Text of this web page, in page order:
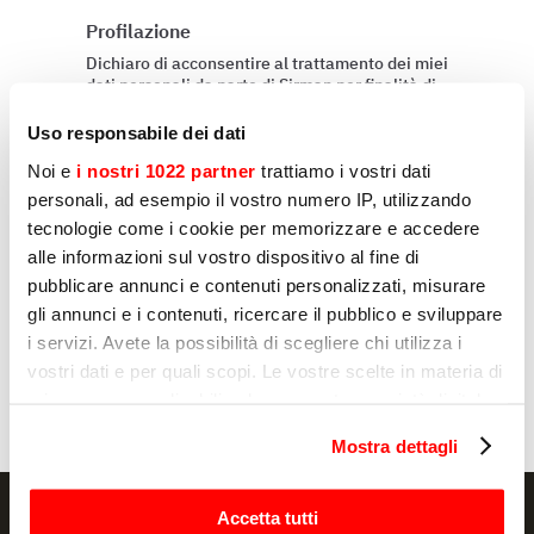
Uso responsabile dei dati
Noi e i nostri 1022 partner trattiamo i vostri dati
personali, ad esempio il vostro numero IP, utilizzando
tecnologie come i cookie per memorizzare e accedere
alle informazioni sul vostro dispositivo al fine di
pubblicare annunci e contenuti personalizzati, misurare
gli annunci e i contenuti, ricercare il pubblico e sviluppare
i servizi. Avete la possibilità di scegliere chi utilizza i
vostri dati e per quali scopi. Le vostre scelte in materia di
modificare o revocare il proprio consenso in qualsiasi
momento dalla Dichiarazione sui cookie o facendo clic
sull'icona di attivazione della privacy.
Mostra dettagli
Accetta tutti
Profilazione
Dichiaro di acconsentire al trattamento dei miei
dati personali da parte di Sirman per finalità di
dell'informativa Privacy.
Sì
Invia